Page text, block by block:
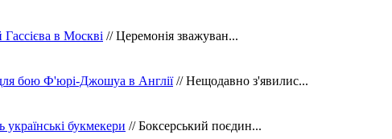
Гассієва в Москві // Церемонія зважуван...
бою Ф'юрі-Джошуа в Англії// Нещодавно з'явилис...
букмекери // Боксерський поєдин...